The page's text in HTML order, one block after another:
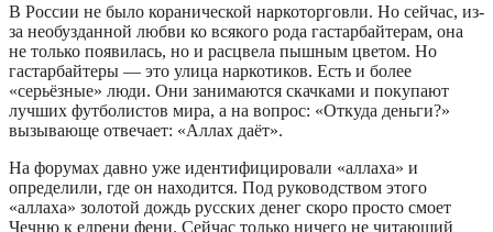
В России не было коранической наркоторговли. Но сейчас, из-
за необузданной любви ко всякого рода гастарбайтерам, она
не только появилась, но и расцвела пышным цветом. Но
гастарбайтеры — это улица наркотиков. Есть и более
«серьёзные» люди. Они занимаются скачками и покупают
лучших футболистов мира, а на вопрос: «Откуда деньги?»
вызывающе отвечает: «Аллах даёт».
На форумах давно уже идентифицировали «аллаха» и
определили, где он находится. Под руководством этого
«аллаха» золотой дождь русских денег скоро просто смоет
Чечню к едрени фени. Сейчас только ничего не читающий